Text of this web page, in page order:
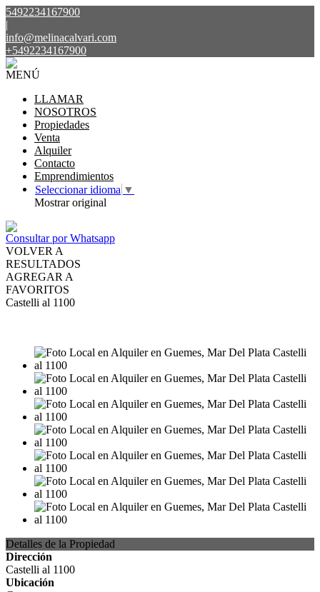
5492234167900
|
info@melinacalvari.com
+5492234167900
MENÚ
LLAMAR
NOSOTROS
Propiedades
Venta
Alquiler
Contacto
Emprendimientos
Seleccionar idioma ▼
Mostrar original
Consultar por Whatsapp
VOLVER A
RESULTADOS
AGREGAR A
FAVORITOS
Castelli al 1100
Detalles de la Propiedad
Dirección
Castelli al 1100
Ubicación